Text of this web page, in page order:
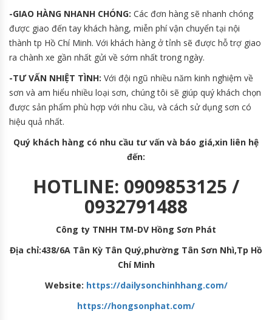
-GIAO HÀNG NHANH CHÓNG: Các đơn hàng sẽ nhanh chóng
được giao đến tay khách hàng, miễn phí vận chuyển tại nội
thành tp Hồ Chí Minh. Với khách hàng ở tỉnh sẽ được hỗ trợ giao
ra chành xe gần nhất gửi về sớm nhất trong ngày.
-TƯ VẤN NHIỆT TÌNH: Với đội ngũ nhiều năm kinh nghiệm về
sơn và am hiểu nhiều loại sơn, chúng tôi sẽ giúp quý khách chọn
được sản phẩm phù hợp với nhu cầu, và cách sử dụng sơn có
hiệu quả nhất.
Quý khách hàng có nhu cầu tư vấn và báo giá,xin liên hệ
đến:
HOTLINE: 0909853125 /
0932791488
Công ty TNHH TM-DV Hồng Sơn Phát
Địa chỉ:438/6A Tân Kỳ Tân Quý,phường Tân Sơn Nhì,Tp Hồ
Chí Minh
Website: https://dailysonchinhhang.com/
https://hongsonphat.com/